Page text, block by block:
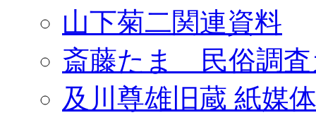
山下菊二関連資料
斎藤たま 民俗調査
及川尊雄旧蔵 紙媒